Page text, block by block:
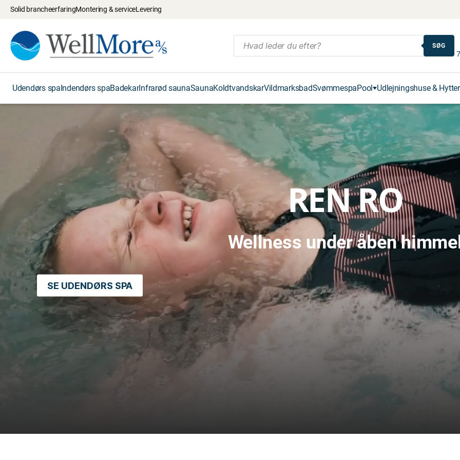
Solid brancheerfaringMontering & serviceLevering
SØG
Udendørs spaIndendørs spaBadekarInfrarød saunaSaunaKoldtvandskarVildmarksbadSvømmespaPool Udlejningshuse & Hytter
REN RO
Wellness under åben
SE UDENDØRS SPA